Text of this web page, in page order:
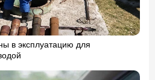
в эксплуатацию для